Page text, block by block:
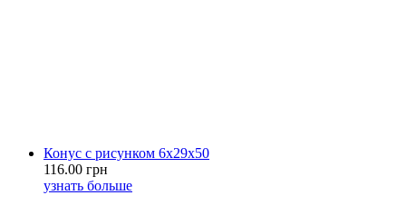
Конус с рисунком 6х29х50
116.00 грн
узнать больше